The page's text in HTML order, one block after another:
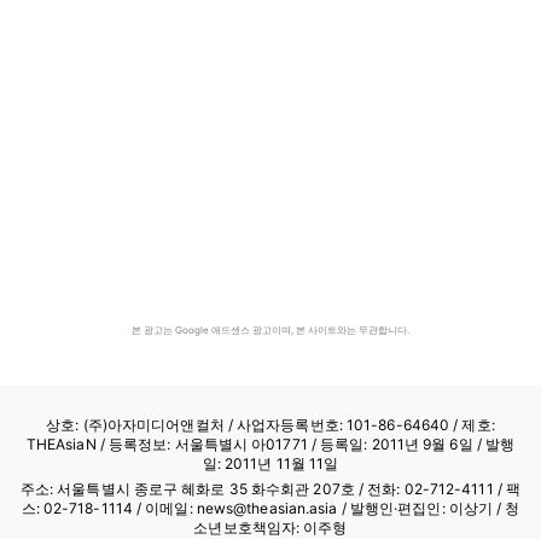
본 광고는 Google 애드센스 광고이며, 본 사이트와는 무관합니다.
상호: (주)아자미디어앤컬처 /사업자등록번호: 101-86-64640 / 제호:
THEAsiaN / 등록정보: 서울특별시 아01771 / 등록일: 2011년 9월 6일 / 발행
일: 2011년 11월 11일
주소: 서울특별시 종로구 혜화로 35 화수회관 207호 / 전화: 02-712-4111 / 팩
스: 02-718-1114 / 이메일: news@theasian.asia / 발행인·편집인: 이상기 / 청
소년보호책임자: 이주형